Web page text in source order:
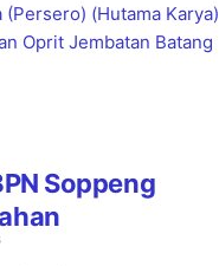
(Persero) (Hutama Karya)
Oprit Jembatan Batang
Soppeng